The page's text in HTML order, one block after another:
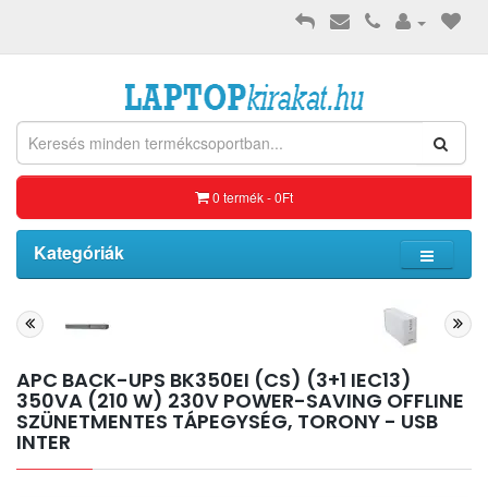
0 termék - 0Ft
Kategóriák
APC BACK-UPS BK350EI (CS) (3+1 IEC13)
350VA (210 W) 230V POWER-SAVING OFFLINE
SZÜNETMENTES TÁPEGYSÉG, TORONY - USB
INTER